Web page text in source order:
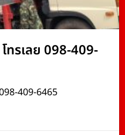
ทรเลย 098-409-
409-6465